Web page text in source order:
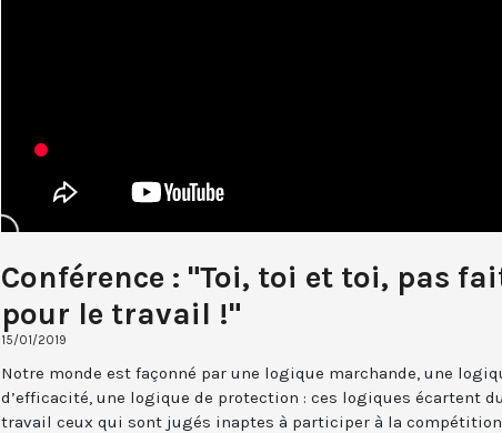
Conférence : "Toi, toi et toi, pas
pour le travail !"
15/01/2019
Notre monde est façonné par une logique marchande, une
d’efficacité, une logique de protection : ces logiques écartent du
travail ceux qui sont jugés inaptes à participer à la compétition